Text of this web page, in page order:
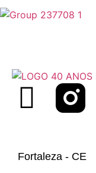
Fortaleza - CE